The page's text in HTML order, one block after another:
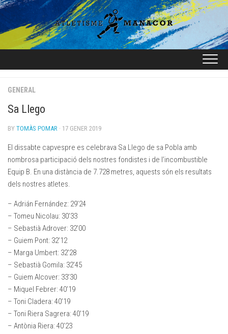
Skip
to
content
GENERAL
Sa Llego
BY TOMÀS POMAR · 17 GENER 2019
El dissabte capvespre es celebrava Sa Llego de sa Pobla amb
nombrosa participació dels nostres fondistes i de l’incombustible
Equip B. En una distància de 7.728 metres, aquests són els resultats
dels nostres atletes.
– Adrián Fernández: 29’24
– Tomeu Nicolau: 30’33
– Sebastià Adrover: 32’00
– Guiem Pont: 32’12
– Marga Umbert: 32’28
– Sebastià Gomila: 32’45
– Guiem Alcover: 33’30
– Miquel Febrer: 40’19
– Toni Cladera: 40’19
– Toni Riera Sagrera: 40’19
– Antònia Riera: 40’23